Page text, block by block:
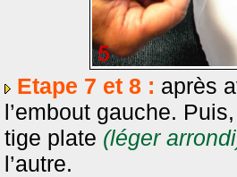
Etape 7 et 8 : après
l’embout gauche.
tige plate (léger
l’autre.